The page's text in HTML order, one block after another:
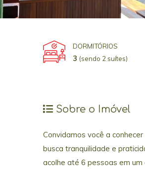
DORMITÓRIOS
3 (sendo 2 suítes)
Sobre o Imóvel
Convidamos você a
busca tranquilidade e
acolhe até 6 pessoas em um